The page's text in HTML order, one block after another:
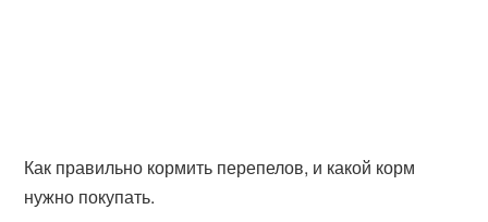
Как правильно кормить перепелов, и какой корм
нужно покупать.